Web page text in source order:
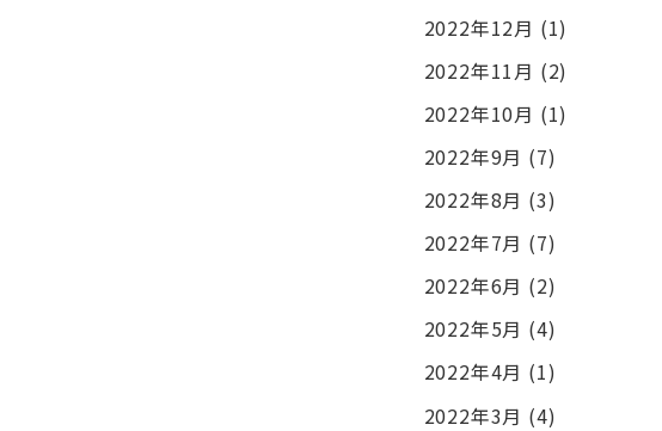
2022年12月 (1)
2022年11月 (2)
2022年10月 (1)
2022年9月 (7)
2022年8月 (3)
2022年7月 (7)
2022年6月 (2)
2022年5月 (4)
2022年4月 (1)
2022年3月 (4)